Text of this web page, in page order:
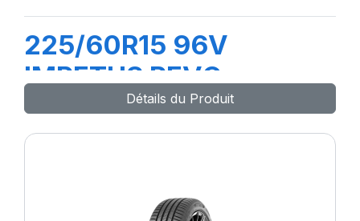
225/60R15 96V
IMPETUS REVO
Détails du Produit